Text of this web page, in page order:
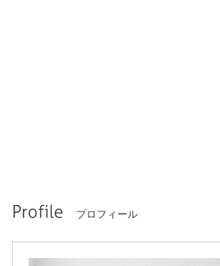
Profile プロフィール